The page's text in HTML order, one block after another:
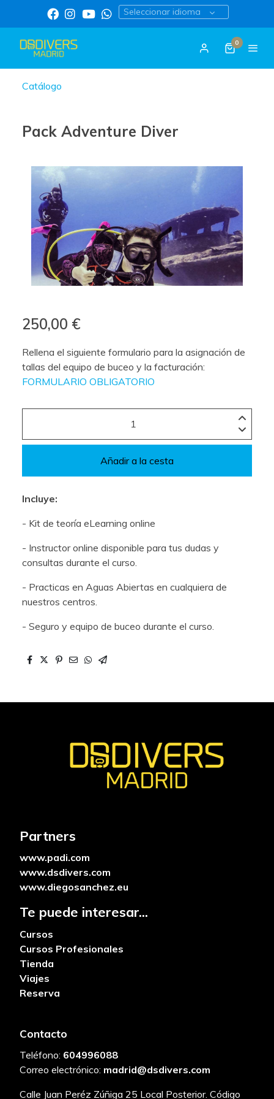
Seleccionar idioma
0
Catálogo
Pack Adventure Diver
250,00 €
Rellena el siguiente formulario para la asignación de
tallas del equipo de buceo y la facturación:
FORMULARIO OBLIGATORIO
Añadir a la cesta
Incluye:
- Kit de teoría eLearning online
- Instructor online disponible para tus dudas y
consultas durante el curso.
- Practicas en Aguas Abiertas en cualquiera de
nuestros centros.
- Seguro y equipo de buceo durante el curso.
Partners
www.padi.com
www.dsdivers.com
www.diegosanchez.eu
Te puede interesar...
Cursos
Cursos Profesionales
Tienda
Viajes
Reserva
Contacto
Teléfono: 604996088
Correo electrónico: madrid@dsdivers.com
Calle Juan Peréz Zúñiga 25 Local Posterior. Código